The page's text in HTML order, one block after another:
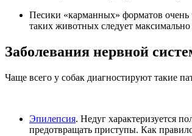
Песики «карманных» форматов очень
таких животных следует
Заболевания нервной
Чаще всего у собак диагностируют такие
Эпилепсия. Недуг характеризуется
предотвращать приступы. Как